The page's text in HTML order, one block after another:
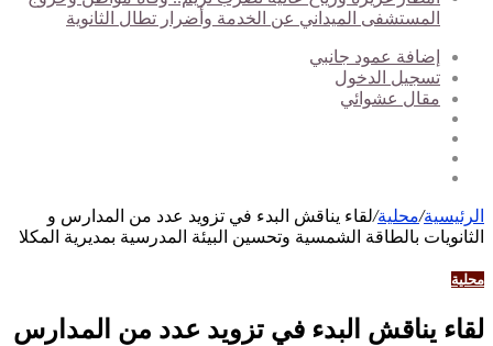
المستشفى الميداني عن الخدمة وأضرار تطال الثانوية
إضافة عمود جانبي
تسجيل الدخول
مقال عشوائي
الرئيسية/محلية/لقاء يناقش البدء في تزويد عدد من المدارس و
الثانويات بالطاقة الشمسية وتحسين البيئة المدرسية بمديرية المكلا
محلية
لقاء يناقش البدء في تزويد عدد من المدارس